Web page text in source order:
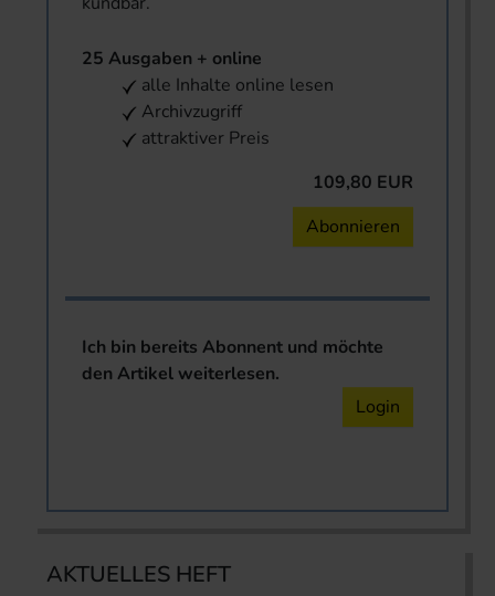
25 Ausgaben + online
alle Inhalte online lesen
Archivzugriff
attraktiver Preis
109,80 EUR
Abonnieren
Ich bin bereits Abonnent und möchte
den Artikel weiterlesen.
Login
AKTUELLES HEFT